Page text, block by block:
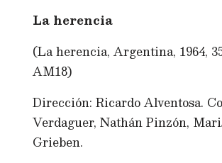
La herencia
(La herencia, Argentina, 1964,
AM18)
Dirección: Ricardo Alventosa.
Verdaguer, Nathán Pinzón,
Grieben.